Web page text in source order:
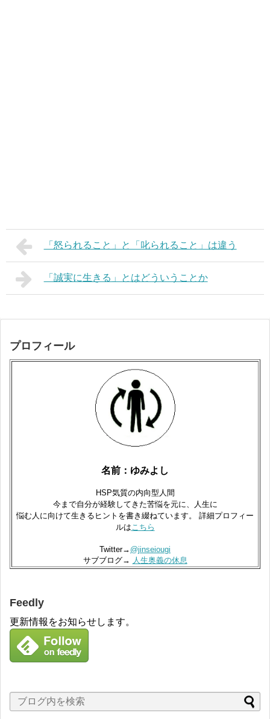
「怒られること」と「叱られること」は違う
「誠実に生きる」とはどういうことか
プロフィール
名前：ゆみよし
HSP気質の内向型人間
今まで自分が経験してきた苦悩を元に、人生に
悩む人に向けて生きるヒントを書き綴ねています。 詳細プロフィー
ルはこちら
Twitter→ @jinseiougi
サブブログ→ 人生奥義の休息
Feedly
更新情報をお知らせします。